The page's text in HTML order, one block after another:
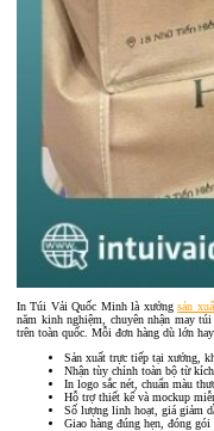
In Túi Vải Quốc Minh là xưởngsản
năm kinh nghiệm, chuyên nhận may
trên toàn quốc. Mỗi đơn hàng dù lớn
Sản xuất trực tiếp tại xưởng,
Nhận tùy chỉnh toàn bộ từ
In logo sắc nét, chuẩn màu
Hỗ trợ thiết kế và mockup
Số lượng linh hoạt, giá giảm
Giao hàng đúng hẹn, đóng gói